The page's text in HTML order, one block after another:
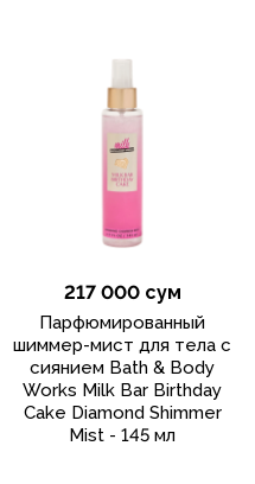
217 000 сум
Парфюмированный
шиммер-мист для тела с
сиянием Bath & Body
Works Milk Bar Birthday
Cake Diamond Shimmer
Mist - 145 мл